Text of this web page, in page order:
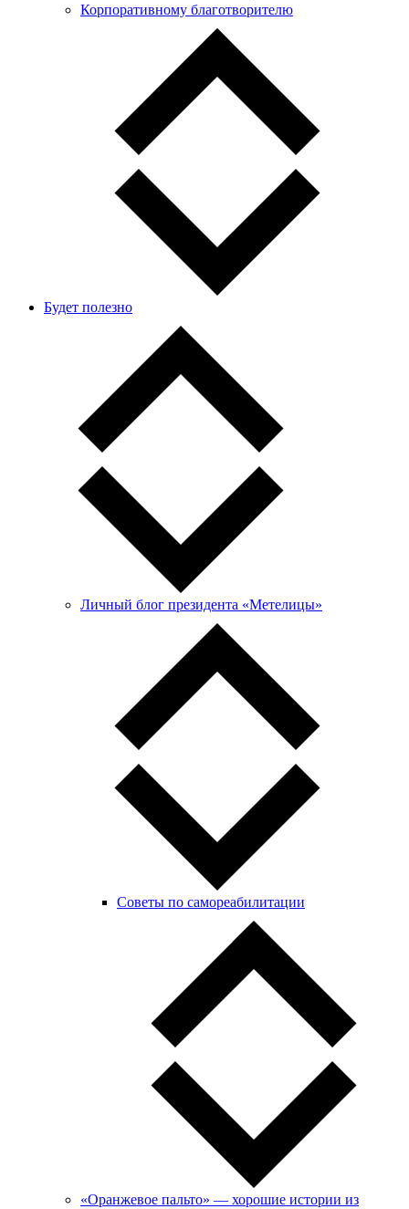
Корпоративному благотворителю
Будет полезно
Личный блог президента «Метелицы»
Советы по самореабилитации
«Оранжевое пальто» — хорошие истории из